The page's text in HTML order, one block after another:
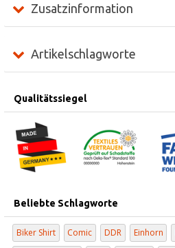
Zusatzinformation
Artikelschlagworte
Qualitätssiegel
Beliebte Schlagworte
Biker Shirt Comic DDR Einhorn